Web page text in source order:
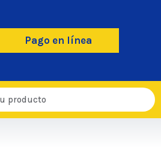
Pago en línea